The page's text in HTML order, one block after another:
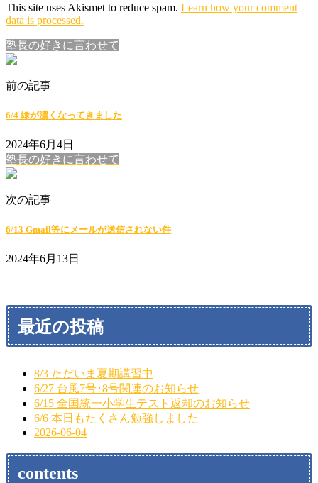
This site uses Akismet to reduce spam. Learn how your comment
data is processed.
塾長の好きに言わせて
前の記事
6/4 緑が濃くなってきました
2024年6月4日
塾長の好きに言わせて
次の記事
6/13 Gmail等にメールが送信されない件
2024年6月13日
最近の投稿
8/3 ただいま夏期講習中
6/27 台風7号･8号関連のお知らせ
6/15 全国統一小学生テスト返却のお知らせ
6/6 本日もたくさん勉強しました
2026-06-04
contents